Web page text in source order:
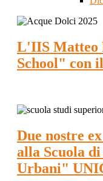
L'IIS Matteo
School" con
Due nostre
alla Scuola
Urbani"